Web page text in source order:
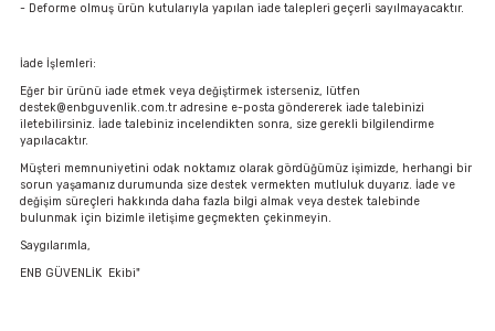
- Deforme olmuş ürün kutularıyla yapılan iade talepleri geçerli sayılmayacaktır.
İade İşlemleri:
Eğer bir ürünü iade etmek veya değiştirmek isterseniz, lütfen
destek@enbguvenlik.com.tr adresine e-posta göndererek iade talebinizi
iletebilirsiniz. İade talebiniz incelendikten sonra, size gerekli bilgilendirme
yapılacaktır.
Müşteri memnuniyetini odak noktamız olarak gördüğümüz işimizde, herhangi bir
sorun yaşamanız durumunda size destek vermekten mutluluk duyarız. İade ve
değişim süreçleri hakkında daha fazla bilgi almak veya destek talebinde
bulunmak için bizimle iletişime geçmekten çekinmeyin.
Saygılarımla,
ENB GÜVENLİK Ekibi"